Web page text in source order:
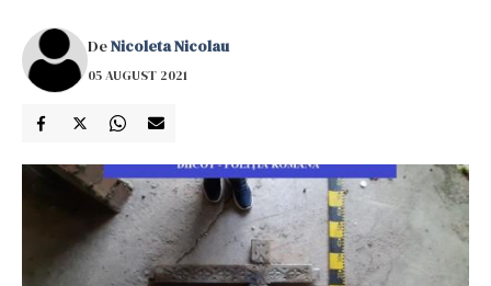
DeNicoleta Nicolau
05 AUGUST 2021